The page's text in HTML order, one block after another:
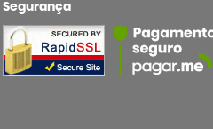
Segurança